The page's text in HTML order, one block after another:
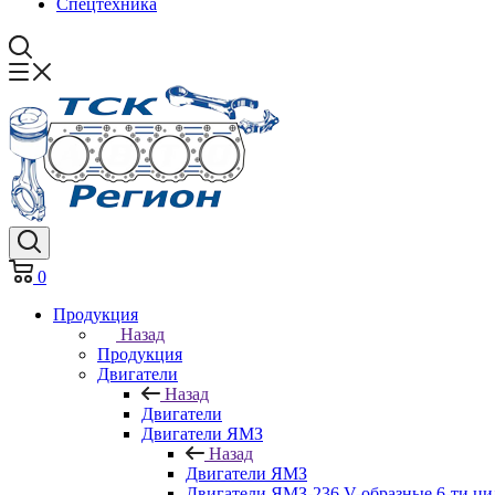
Спецтехника
0
Продукция
Назад
Продукция
Двигатели
Назад
Двигатели
Двигатели ЯМЗ
Назад
Двигатели ЯМЗ